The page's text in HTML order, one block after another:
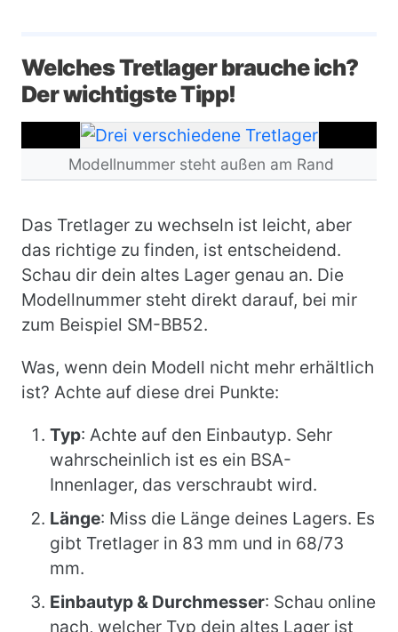
Welches Tretlager brauche ich?
Der wichtigste Tipp!
Modellnummer steht außen am Rand
Das Tretlager zu wechseln ist leicht, aber
das richtige zu finden, ist entscheidend.
Schau dir dein altes Lager genau an. Die
Modellnummer steht direkt darauf, bei mir
zum Beispiel SM-BB52.
Was, wenn dein Modell nicht mehr erhältlich
ist? Achte auf diese drei Punkte:
Typ: Achte auf den Einbautyp. Sehr
wahrscheinlich ist es ein BSA-
Innenlager, das verschraubt wird.
Länge: Miss die Länge deines Lagers. Es
gibt Tretlager in 83 mm und in 68/73
mm.
Einbautyp & Durchmesser: Schau online
nach, welcher Typ dein altes Lager ist